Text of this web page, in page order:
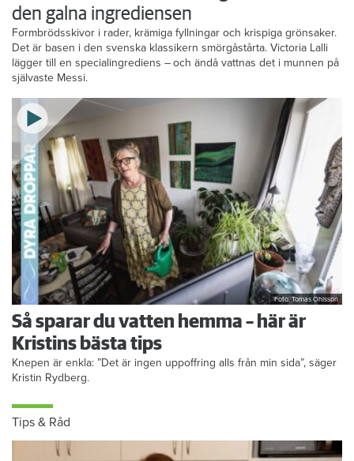
Messi älskar Victorias smörgåstårta – trots
den galna ingrediensen
Formbrödsskivor i rader, krämiga fyllningar och krispiga grönsaker.
Det är basen i den svenska klassikern smörgåstårta. Victoria Lalli
lägger till en specialingrediens – och ändå vattnas det i munnen på
självaste Messi.
Foto: Tomas Ohlsson
Så sparar du vatten hemma – här är
Kristins bästa tips
Knepen är enkla: ”Det är ingen uppoffring alls från min sida”, säger
Tips & Råd